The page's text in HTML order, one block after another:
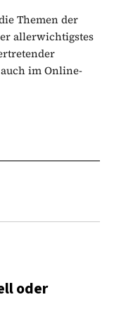
Themen der
allerwichtigstes
im Online-
oder